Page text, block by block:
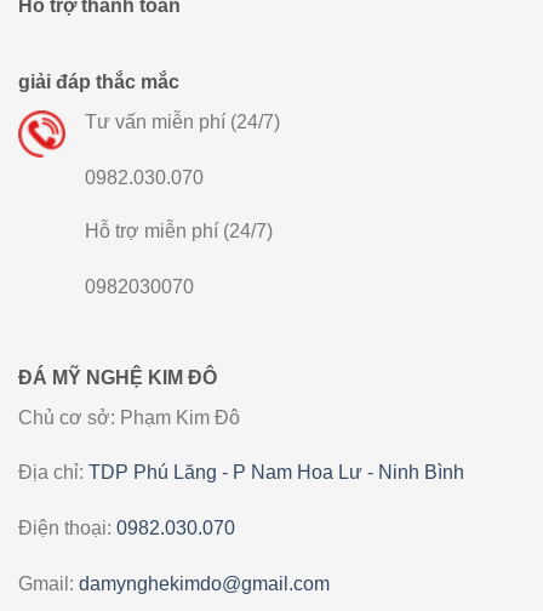
Hỗ trợ thanh toán
giải đáp thắc mắc
Tư vấn miễn phí (24/7)
0982.030.070
Hỗ trợ miễn phí (24/7)
0982030070
ĐÁ MỸ NGHỆ KIM ĐÔ
Chủ cơ sở: Phạm Kim Đô
Địa chỉ: TDP Phú Lăng - P Nam Hoa Lư - Ninh Bình
Điện thoại: 0982.030.070
Gmail: damynghekimdo@gmail.com